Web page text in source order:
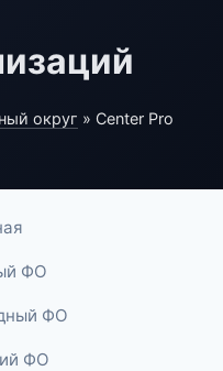
округ » Center Pro
ФО
ФО
ФО